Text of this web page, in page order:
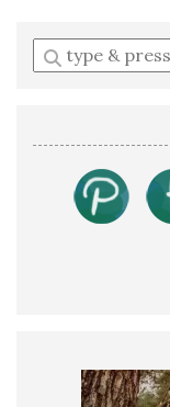
Enter
a